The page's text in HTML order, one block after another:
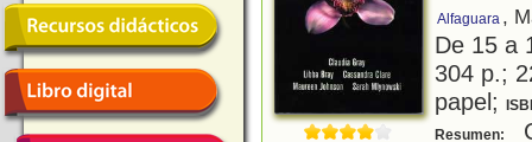
Alfaguara ,
De 15 a
304 p.;
papel;
Resumen: